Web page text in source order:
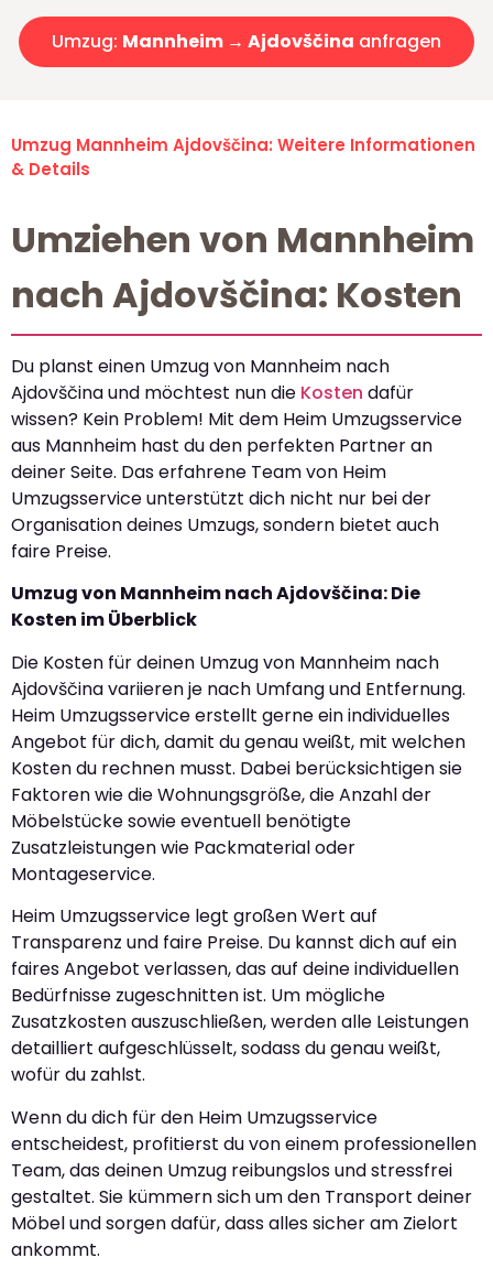
Umzug: Mannheim → Ajdovščina anfragen
Umzug Mannheim Ajdovščina: Weitere Informationen
& Details
Umziehen von Mannheim
nach Ajdovščina: Kosten
Du planst einen Umzug von Mannheim nach
Ajdovščina und möchtest nun die Kosten dafür
wissen? Kein Problem! Mit dem Heim Umzugsservice
aus Mannheim hast du den perfekten Partner an
deiner Seite. Das erfahrene Team von Heim
Umzugsservice unterstützt dich nicht nur bei der
Organisation deines Umzugs, sondern bietet auch
faire Preise.
Umzug von Mannheim nach Ajdovščina: Die
Kosten im Überblick
Die Kosten für deinen Umzug von Mannheim nach
Ajdovščina variieren je nach Umfang und Entfernung.
Heim Umzugsservice erstellt gerne ein individuelles
Angebot für dich, damit du genau weißt, mit welchen
Kosten du rechnen musst. Dabei berücksichtigen sie
Faktoren wie die Wohnungsgröße, die Anzahl der
Möbelstücke sowie eventuell benötigte
Zusatzleistungen wie Packmaterial oder
Montageservice.
Heim Umzugsservice legt großen Wert auf
Transparenz und faire Preise. Du kannst dich auf ein
faires Angebot verlassen, das auf deine individuellen
Bedürfnisse zugeschnitten ist. Um mögliche
Zusatzkosten auszuschließen, werden alle Leistungen
detailliert aufgeschlüsselt, sodass du genau weißt,
wofür du zahlst.
Wenn du dich für den Heim Umzugsservice
entscheidest, profitierst du von einem professionellen
Team, das deinen Umzug reibungslos und stressfrei
gestaltet. Sie kümmern sich um den Transport deiner
Möbel und sorgen dafür, dass alles sicher am Zielort
ankommt.